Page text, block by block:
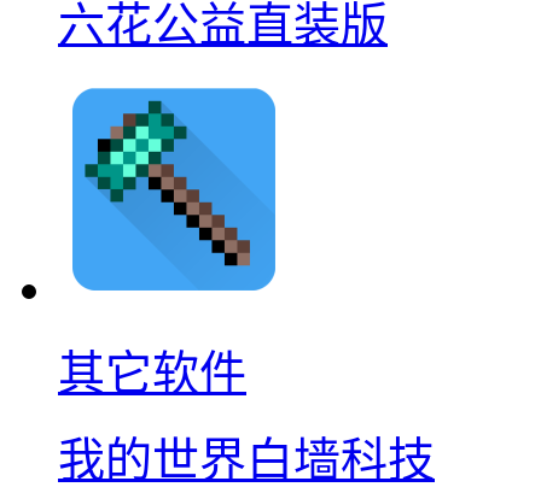
六花公益直装版
其它软件
我的世界白墙科技